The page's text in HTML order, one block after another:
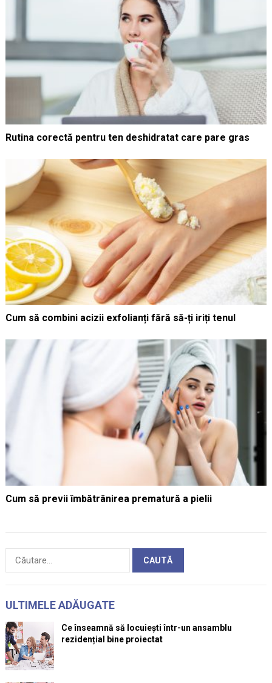
Rutina corectă pentru ten deshidratat care pare gras
Cum să combini acizii exfolianți fără să-ți iriți tenul
Cum să previi îmbătrânirea prematură a pielii
Caută
ULTIMELE ADĂUGATE
Ce înseamnă să locuiești într-un ansamblu
rezidențial bine proiectat